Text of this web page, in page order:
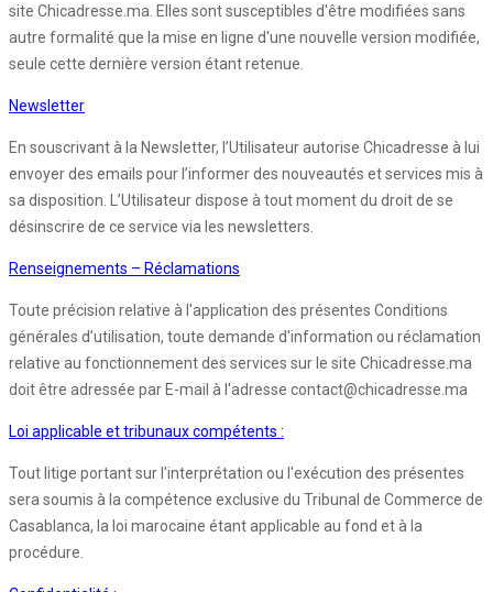
site Chicadresse.ma. Elles sont susceptibles d'être modifiées sans
autre formalité que la mise en ligne d'une nouvelle version modifiée,
seule cette dernière version étant retenue.
Newsletter
En souscrivant à la Newsletter, l’Utilisateur autorise Chicadresse à lui
envoyer des emails pour l’informer des nouveautés et services mis à
sa disposition. L’Utilisateur dispose à tout moment du droit de se
désinscrire de ce service via les newsletters.
Renseignements – Réclamations
Toute précision relative à l'application des présentes Conditions
générales d’utilisation, toute demande d'information ou réclamation
relative au fonctionnement des services sur le site Chicadresse.ma
doit être adressée par E-mail à l'adresse contact@chicadresse.ma
Loi applicable et tribunaux compétents :
Tout litige portant sur l'interprétation ou l'exécution des présentes
sera soumis à la compétence exclusive du Tribunal de Commerce de
Casablanca, la loi marocaine étant applicable au fond et à la
procédure.